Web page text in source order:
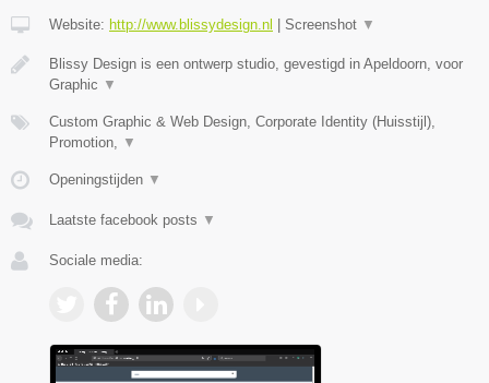
Website: http://www.blissydesign.nl Screenshot ▼
Blissy Design is een ontwerp studio, gevestigd in Apeldoorn, voor
Graphic ▼
Custom Graphic & Web Design, Corporate Identity (Huisstijl),
Promotion,
▼
Openingstijden ▼
Laatste facebook posts ▼
Sociale media: